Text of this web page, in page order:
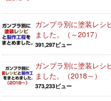
ガンプラ別に塗装レシ
ました。（～2017）
391,297ビュー
ガンプラ別に塗装レシ
ました。（2018～）
373,233ビュー